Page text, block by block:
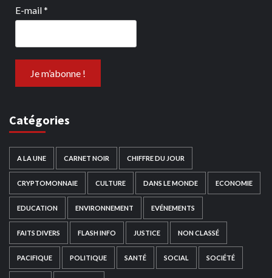
E-mail*
Catégories
A LA UNE CARNET NOIR CHIFFRE DU JOUR
CRYPTOMONNAIE CULTURE DANS LE MONDE ECONOMIE
EDUCATION ENVIRONNEMENT EVÉNEMENTS
FAITS DIVERS FLASH INFO JUSTICE NON CLASSÉ
PACIFIQUE POLITIQUE SANTÉ SOCIAL SOCIÉTÉ